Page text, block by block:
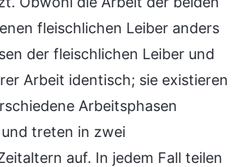
fleischlichen Leiber anders
der fleischlichen Leiber und
Arbeit identisch; sie existieren
Arbeitsphasen
treten in zwei
auf. In jedem Fall teilen